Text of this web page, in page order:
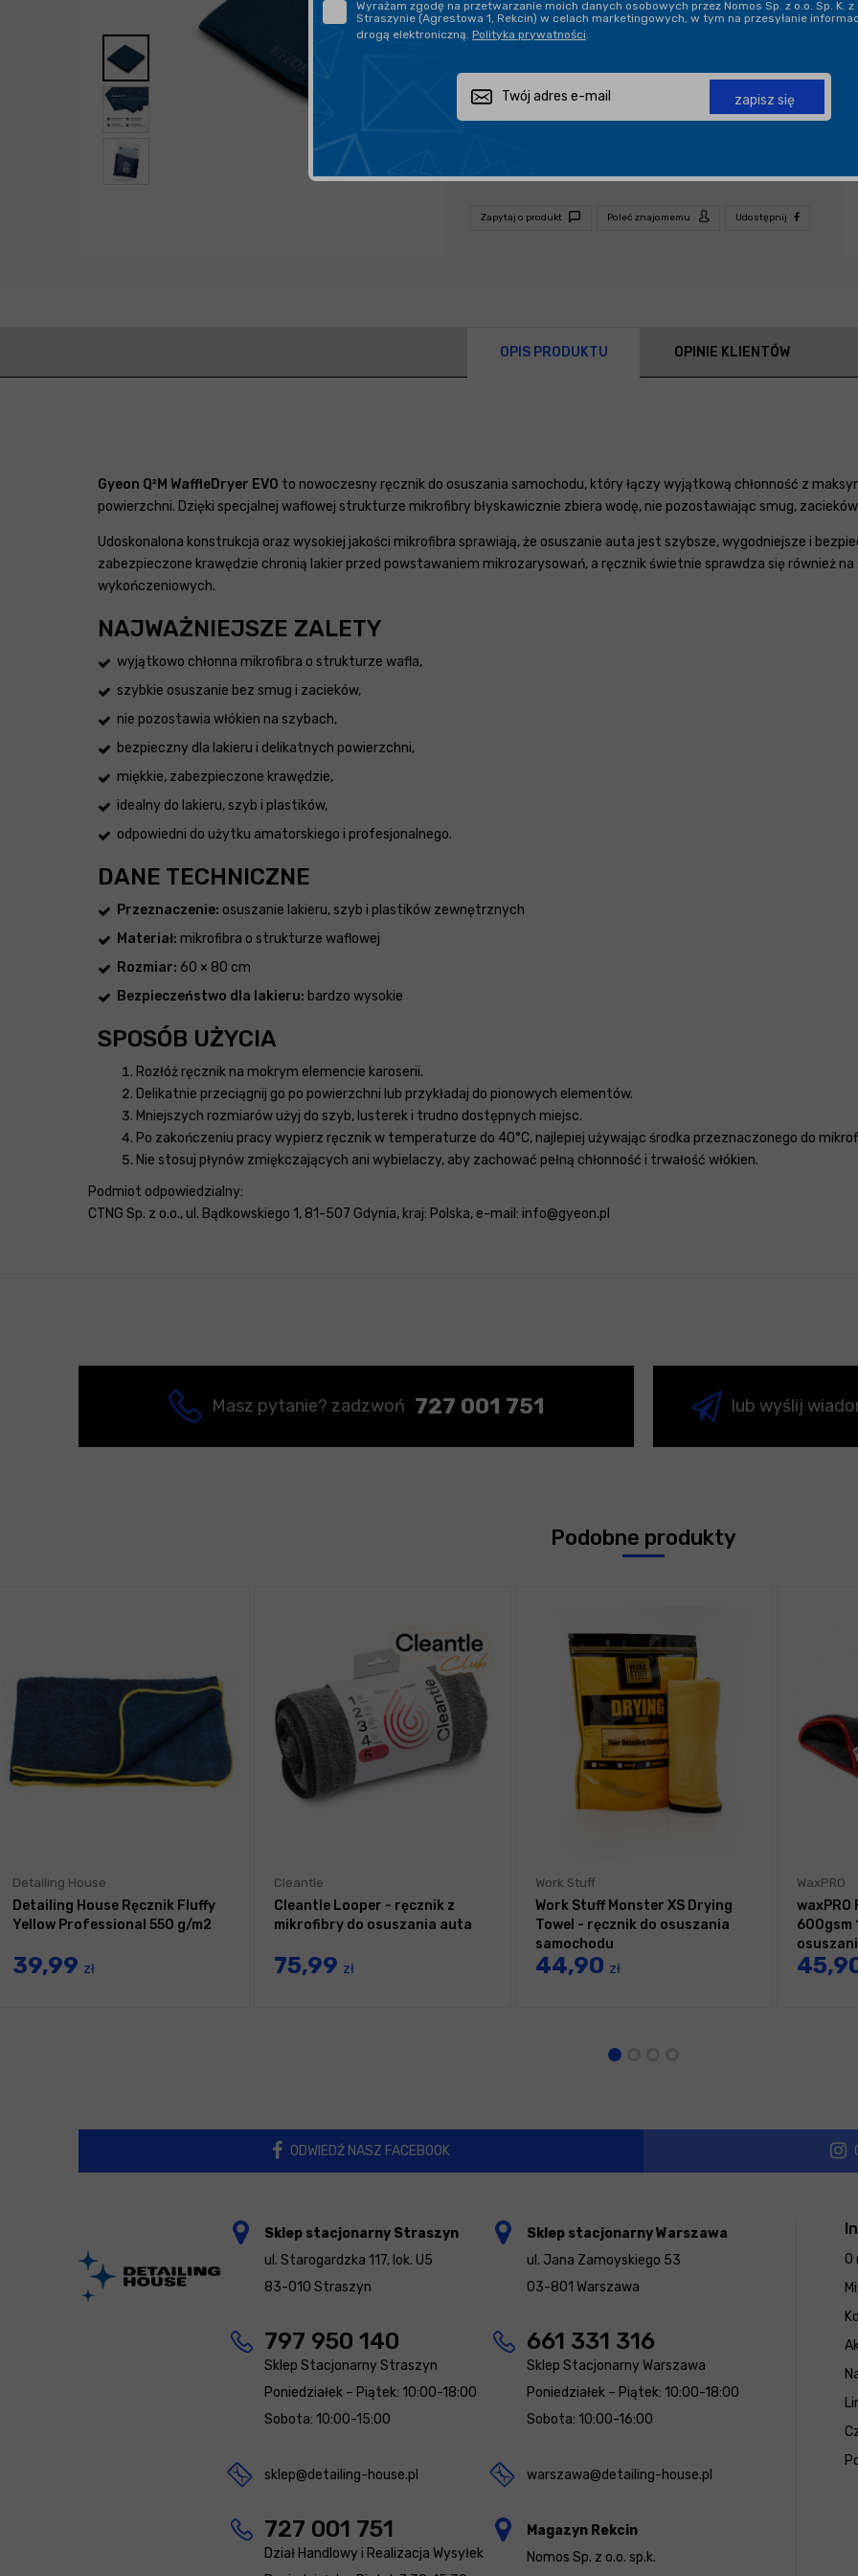
DARMOWA DOSTAWA OD 199,90 ZŁ
Zapytaj o produkt Poleć znajomemu Udostępnij
OPIS PRODUKTU OPINIE KLIENTÓW
Gyeon Q²M WaffleDryer EVO to nowoczesny ręcznik do osuszania samochodu, który łączy wyjątkową chłonność z
powierzchni. Dzięki specjalnej waflowej strukturze mikrofibry błyskawicznie zbiera wodę, nie pozostawiając smug,
Udoskonalona konstrukcja oraz wysokiej jakości mikrofibra sprawiają, że osuszanie auta jest szybsze, wygodniejsze i
zabezpieczone krawędzie chronią lakier przed powstawaniem mikrozarysowań, a ręcznik świetnie sprawdza się również
wykończeniowych.
NAJWAŻNIEJSZE ZALETY
wyjątkowo chłonna mikrofibra o strukturze wafla,
szybkie osuszanie bez smug i zacieków,
nie pozostawia włókien na szybach,
bezpieczny dla lakieru i delikatnych powierzchni,
miękkie, zabezpieczone krawędzie,
idealny do lakieru, szyb i plastików,
odpowiedni do użytku amatorskiego i profesjonalnego.
DANE TECHNICZNE
Przeznaczenie: osuszanie lakieru, szyb i plastików zewnętrznych
Materiał: mikrofibra o strukturze waflowej
Rozmiar: 60 × 80 cm
Bezpieczeństwo dla lakieru: bardzo wysokie
SPOSÓB UŻYCIA
Rozłóż ręcznik na mokrym elemencie karoserii.
Delikatnie przeciągnij go po powierzchni lub przykładaj do pionowych elementów.
Mniejszych rozmiarów użyj do szyb, lusterek i trudno dostępnych miejsc.
Po zakończeniu pracy wypierz ręcznik w temperaturze do 40°C, najlepiej używając środka przeznaczonego do
Nie stosuj płynów zmiękczających ani wybielaczy, aby zachować pełną chłonność i trwałość włókien.
Podmiot odpowiedzialny:
CTNG Sp. z o.o., ul. Bądkowskiego 1, 81-507 Gdynia, kraj: Polska, e-mail: info@gyeon.pl
Masz pytanie? zadzwoń 727 001 751 lub wyślij
Podobne produkty
Detailing House
Detailing House Ręcznik Fluffy
Yellow Professional 550 g/m2
39,99 zł
Cleantle
Cleantle Looper - ręcznik z
mikrofibry do osuszania auta
75,99 zł
Work Stuff
Work Stuff Monster XS Drying
Towel - ręcznik do osuszania
samochodu
44,90 zł
WaxPRO
600gsm
ODWIEDŹ NASZ FACEBOOK
Wyrażam zgodę na przetwarzanie moich danych osobowych przez Nomos Sp. z o.o. Sp. K.
Straszynie (Agrestowa 1, Rekcin) w celach marketingowych, w tym na przesyłanie
drogą elektroniczną. Polityka prywatności
zapisz się
O
Sklep stacjonarny Straszyn
ul. Starogardzka 117, lok. U5
83-010 Straszyn
797 950 140
Sklep Stacjonarny Straszyn
Poniedziałek – Piątek: 10:00-18:00
Sobota: 10:00-15:00
sklep@detailing-house.pl
727 001 751
Dział Handlowy i Realizacja Wysyłek
Sklep stacjonarny Warszawa
ul. Jana Zamoyskiego 53
03-801 Warszawa
661 331 316
Sklep Stacjonarny Warszawa
Poniedziałek – Piątek: 10:00-18:00
Sobota: 10:00-16:00
warszawa@detailing-house.pl
Magazyn Rekcin
Nomos Sp. z o.o. sp.k.